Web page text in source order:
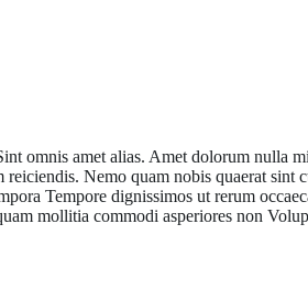
omnis amet alias. Amet dolorum nulla
Nemo quam nobis quaerat sint
Tempore dignissimos ut rerum
mollitia commodi asperiores non